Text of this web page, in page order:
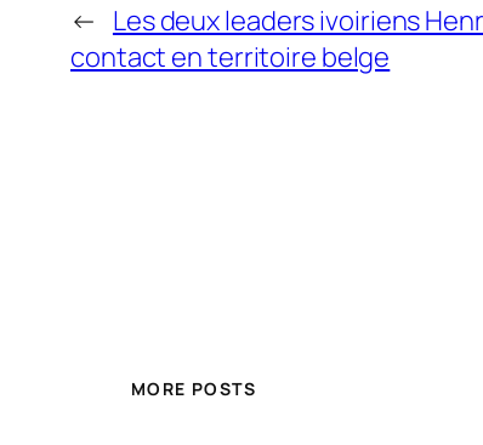
← Les deux leaders ivoiriens
contact en territoire belge
MORE POSTS